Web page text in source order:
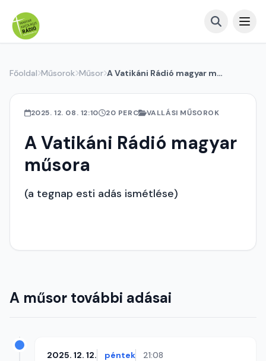
Főoldal Műsorok Műsor A Vatikáni Rádió magyar műsora
2025. 12. 08. 12:10 20 PERC VALLÁSI MŰSOROK
A Vatikáni Rádió magyar
műsora
(a tegnap esti adás ismétlése)
A műsor további adásai
2025. 12. 12. péntek 21:08